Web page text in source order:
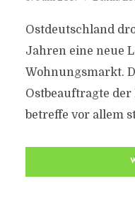
Ostdeutschland
Jahren eine neue
Wohnungsmarkt.
Ostbeauftragte
betreffe vor allem